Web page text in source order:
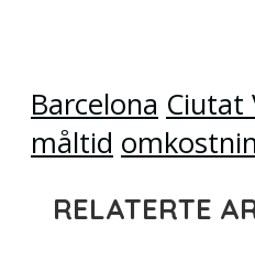
Barcelona Ciutat
måltid
RELATERTE